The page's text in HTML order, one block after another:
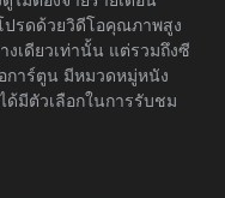
ปรดด้วยวิดีโอคุณภาพสูง
งเดียวเท่านั้น แต่รวมถึงซี
การ์ตูน มีหมวดหมู่หนัง
ด้มีตัวเลือกในการรับชม